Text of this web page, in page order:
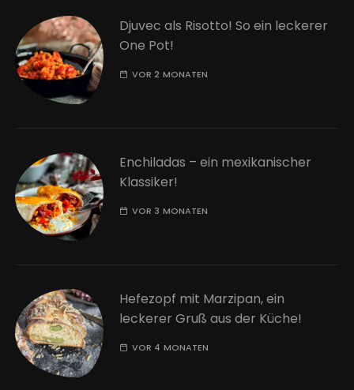
Djuvec als Risotto! So ein leckerer
One Pot!
VOR 2 MONATEN
Enchiladas – ein mexikanischer
Klassiker!
VOR 3 MONATEN
Hefezopf mit Marzipan, ein
leckerer Gruß aus der Küche!
VOR 4 MONATEN